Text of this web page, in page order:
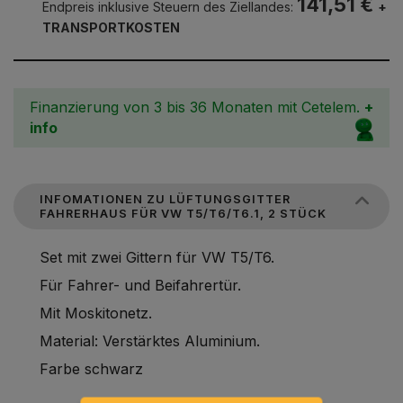
Endpreis inklusive Steuern des Ziellandes: 141,51 € +
TRANSPORTKOSTEN
Finanzierung von 3 bis 36 Monaten mit Cetelem. +
info
INFOMATIONEN ZU LÜFTUNGSGITTER
FAHRERHAUS FÜR VW T5/T6/T6.1, 2 STÜCK
Set mit zwei Gittern für VW T5/T6.
Für Fahrer- und Beifahrertür.
Mit Moskitonetz.
Material: Verstärktes Aluminium.
Farbe schwarz